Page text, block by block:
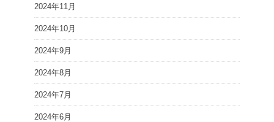
2024年11月
2024年10月
2024年9月
2024年8月
2024年7月
2024年6月